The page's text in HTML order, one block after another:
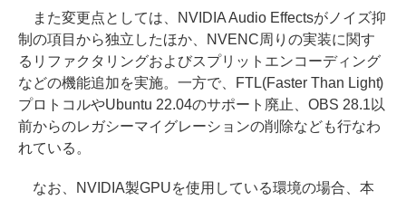
また変更点としては、NVIDIA Audio Effectsがノイズ抑
制の項目から独立したほか、NVENC周りの実装に関す
るリファクタリングおよびスプリットエンコーディング
などの機能追加を実施。一方で、FTL(Faster Than Light)
プロトコルやUbuntu 22.04のサポート廃止、OBS 28.1以
前からのレガシーマイグレーションの削除なども行なわ
れている。
なお、NVIDIA製GPUを使用している環境の場合、本